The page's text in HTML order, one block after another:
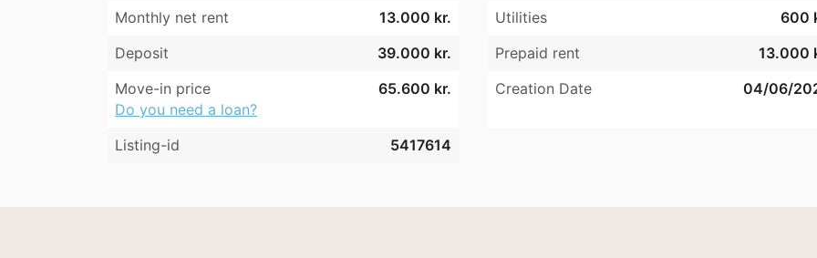
Monthly net rent
13.000 kr. Utilities
600
Deposit
39.000 kr. Prepaid rent
13.000
Move-in price
65.600 kr.
Do you need a loan?
Creation Date 04/06/
Listing-id 5417614